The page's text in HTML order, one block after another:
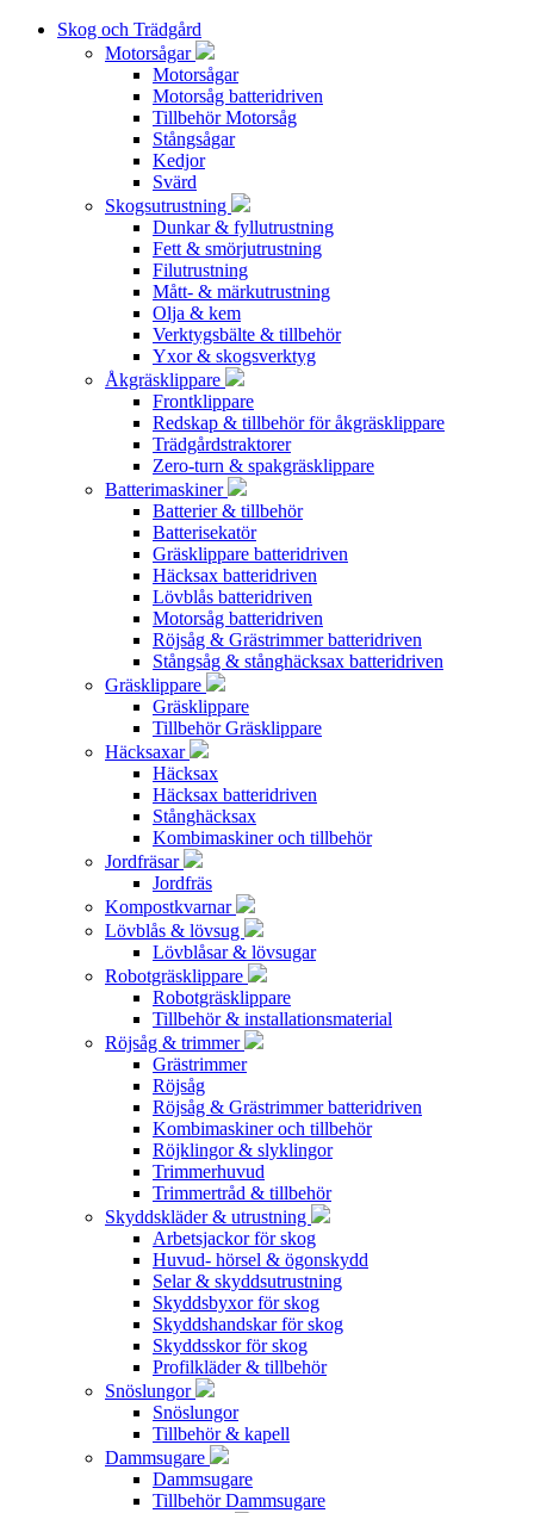
Skog och Trädgård
Motorsågar
Motorsågar
Motorsåg batteridriven
Tillbehör Motorsåg
Stångsågar
Kedjor
Svärd
Skogsutrustning
Dunkar & fyllutrustning
Fett & smörjutrustning
Filutrustning
Mått- & märkutrustning
Olja & kem
Verktygsbälte & tillbehör
Yxor & skogsverktyg
Åkgräsklippare
Frontklippare
Redskap & tillbehör för åkgräsklippare
Trädgårdstraktorer
Zero-turn & spakgräsklippare
Batterimaskiner
Batterier & tillbehör
Batterisekatör
Gräsklippare batteridriven
Häcksax batteridriven
Lövblås batteridriven
Motorsåg batteridriven
Röjsåg & Grästrimmer batteridriven
Stångsåg & stånghäcksax batteridriven
Gräsklippare
Gräsklippare
Tillbehör Gräsklippare
Häcksaxar
Häcksax
Häcksax batteridriven
Stånghäcksax
Kombimaskiner och tillbehör
Jordfräsar
Jordfräs
Kompostkvarnar
Lövblås & lövsug
Lövblåsar & lövsugar
Robotgräsklippare
Robotgräsklippare
Tillbehör & installationsmaterial
Röjsåg & trimmer
Grästrimmer
Röjsåg
Röjsåg & Grästrimmer batteridriven
Kombimaskiner och tillbehör
Röjklingor & slyklingor
Trimmerhuvud
Trimmertråd & tillbehör
Skyddskläder & utrustning
Arbetsjackor för skog
Huvud- hörsel & ögonskydd
Selar & skyddsutrustning
Skyddsbyxor för skog
Skyddshandskar för skog
Skyddsskor för skog
Profilkläder & tillbehör
Snöslungor
Snöslungor
Tillbehör & kapell
Dammsugare
Dammsugare
Tillbehör Dammsugare